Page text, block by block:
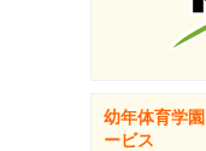
幼年体育学
ービス